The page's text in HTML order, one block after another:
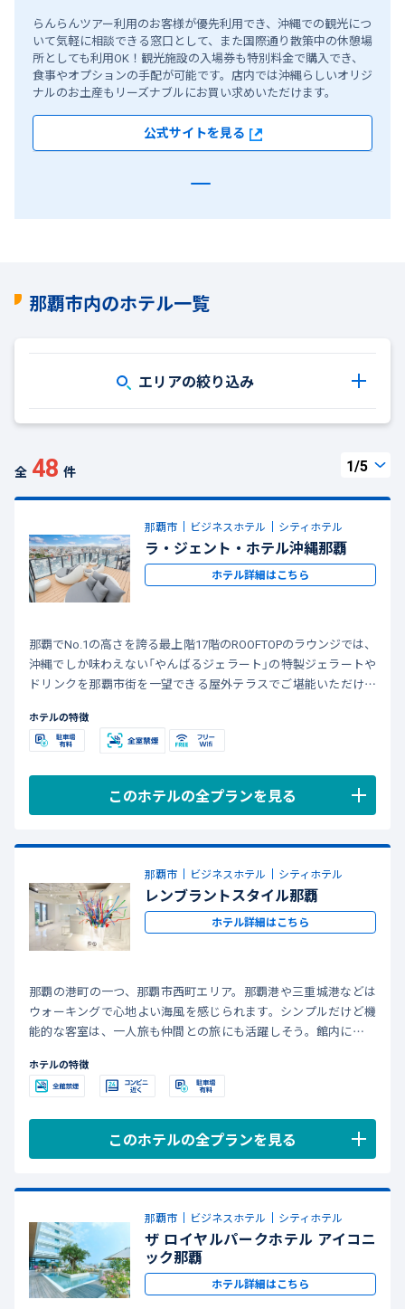
らんらんツアー利用のお客様が優先利用でき、沖縄での観光につ
いて気軽に相談できる窓口として、また国際通り散策中の休憩場
所としても利用OK！観光施設の入場券も特別料金で購入でき、
食事やオプションの手配が可能です。店内では沖縄らしいオリジ
ナルのお土産もリーズナブルにお買い求めいただけます。
公式サイトを見る
那覇市内のホテル一覧
エリアの絞り込み
全 48 件
那覇市 ビジネスホテル シティホテル
ラ・ジェント・ホテル沖縄那覇
ホテル詳細はこちら
那覇でNo.1の高さを誇る最上階17階のROOFTOPのラウンジでは、
沖縄でしか味わえない「やんばるジェラート」の特製ジェラートや
ドリンクを那覇市街を一望できる屋外テラスでご堪能いただけま
「大人のリゾート」を感じられる空間で「ワンランク上の旅」を演
出。※ROOFTOPラウンジ入場無料、飲食有料
ホテルの特徴
このホテルの全プランを見る
那覇市 ビジネスホテル シティホテル
レンブラントスタイル那覇
ホテル詳細はこちら
那覇の港町の一つ、那覇市西町エリア。那覇港や三重城港などは
ウォーキングで心地よい海風を感じられます。シンプルだけど機
能的な客室は、一人旅も仲間との旅にも活躍しそう。館内には美
華やかに彩ります。
ホテルの特徴
このホテルの全プランを見る
那覇市 ビジネスホテル シティホテル
ザ ロイヤルパークホテル アイコニ
ック那覇
ホテル詳細はこちら